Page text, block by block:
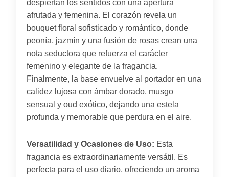
despiertan los sentidos con una apertura
afrutada y femenina. El corazón revela un
bouquet floral sofisticado y romántico, donde
peonía, jazmín y una fusión de rosas crean una
nota seductora que refuerza el carácter
femenino y elegante de la fragancia.
Finalmente, la base envuelve al portador en una
calidez lujosa con ámbar dorado, musgo
sensual y oud exótico, dejando una estela
profunda y memorable que perdura en el aire.
Versatilidad y Ocasiones de Uso: Esta
fragancia es extraordinariamente versátil. Es
perfecta para el uso diario, ofreciendo un aroma